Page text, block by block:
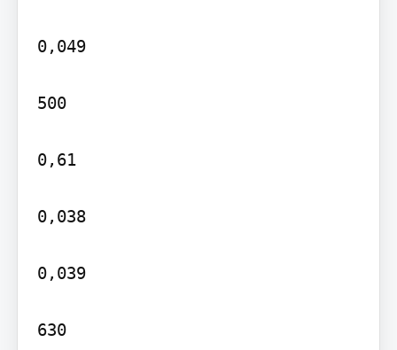
0,049
500
0,61
0,038
0,039
630